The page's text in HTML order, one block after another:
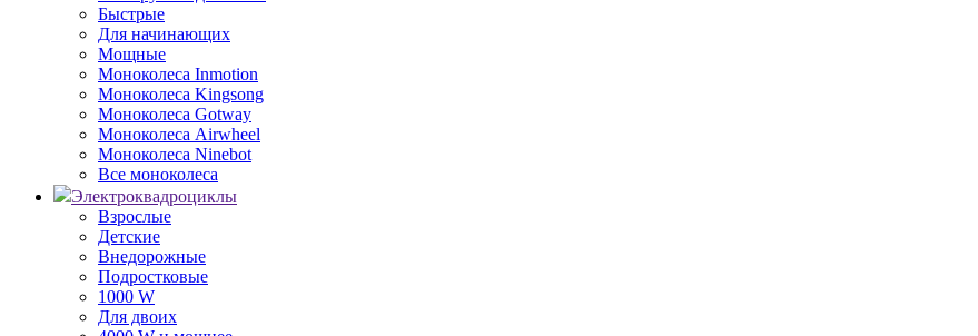
Быстрые
Для начинающих
Мощные
Моноколеса Inmotion
Моноколеса Kingsong
Моноколеса Gotway
Моноколеса Airwheel
Моноколеса Ninebot
Все моноколеса
Электроквадроциклы
Взрослые
Детские
Внедорожные
Подростковые
1000 W
Для двоих